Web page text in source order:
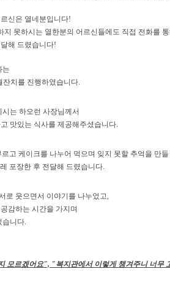
신은 열네분입니다!
못하시는 열한분의 어르신들에도 직접 전화를 통
해 드렸습니다!
는
잔치를 진행하였습니다.
는 하오런 사장님께서
맛있는 식사를 제공해주셨습니다.
고 케이크를 나누어 먹으며 잊지 못할 추억을 만
포장한 후 전달해 드렸습니다.
로 웃으면서 이야기를 나누었고,
감하는 시간을 가지며
습니다.
모르겠어요", "복지관에서 이렇게 챙겨주니 너무